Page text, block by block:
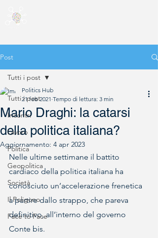
Post
Tutti i post
Incontri
Lavoro
Politica
Geopolitica
Società
Il Poligono
Face to Face
Tutti i post
Mario Draghi: la catarsi
della politica italiana?
Politics Hub
21 feb 2021 Tempo di lettura: 3 min
Aggiornamento: 4 apr 2023
Nelle ultime settimane il battito
cardiaco della politica italiana ha
conosciuto un’accelerazione frenetica
a partire dallo strappo, che pareva
definitivo, all’interno del governo
Conte bis.